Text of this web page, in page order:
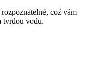
což vám
tvrdou vodu.